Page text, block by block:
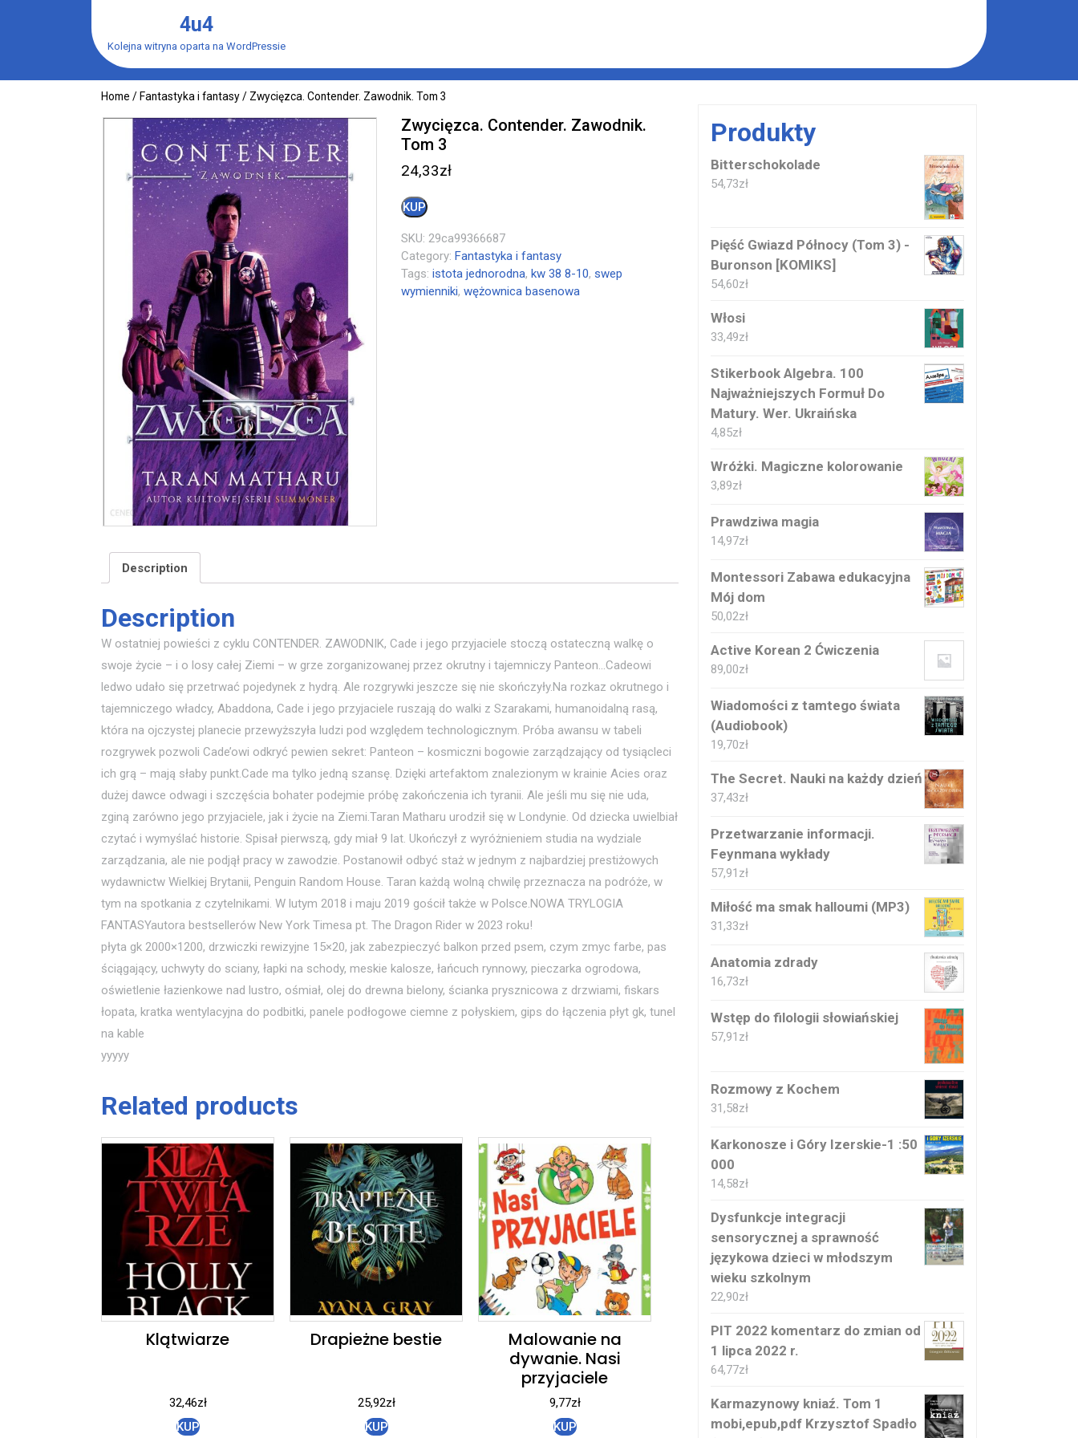
4u4
Kolejna witryna oparta na WordPressie
Home / Fantastyka i fantasy/ Zwycięzca. Contender. Zawodnik. Tom 3
Zwycięzca. Contender. Zawodnik.
Tom 3
24,33zł
KUP
SKU:29ca99366687
Category:Fantastyka i fantasy
Tags:istota jednorodna,kw 38 8-10,swep
wymienniki,wężownica basenowa
Description
Description
W ostatniej powieści z cyklu CONTENDER. ZAWODNIK, Cade i jego przyjaciele stoczą ostateczną walkę o
swoje życie – i o losy całej Ziemi – w grze zorganizowanej przez okrutny i tajemniczy Panteon…Cadeowi
ledwo udało się przetrwać pojedynek z hydrą. Ale rozgrywki jeszcze się nie skończyły.Na rozkaz okrutnego i
tajemniczego władcy, Abaddona, Cade i jego przyjaciele ruszają do walki z Szarakami, humanoidalną rasą,
która na ojczystej planecie przewyższyła ludzi pod względem technologicznym. Próba awansu w tabeli
rozgrywek pozwoli Cade’owi odkryć pewien sekret: Panteon – kosmiczni bogowie zarządzający od tysiącleci
ich grą – mają słaby punkt.Cade ma tylko jedną szansę. Dzięki artefaktom znalezionym w krainie Acies oraz
dużej dawce odwagi i szczęścia bohater podejmie próbę zakończenia ich tyranii. Ale jeśli mu się nie uda,
zginą zarówno jego przyjaciele, jak i życie na Ziemi.Taran Matharu urodził się w Londynie. Od dziecka uwielbiał
czytać i wymyślać historie. Spisał pierwszą, gdy miał 9 lat. Ukończył z wyróżnieniem studia na wydziale
zarządzania, ale nie podjął pracy w zawodzie. Postanowił odbyć staż w jednym z najbardziej prestiżowych
wydawnictw Wielkiej Brytanii, Penguin Random House. Taran każdą wolną chwilę przeznacza na podróże, w
tym na spotkania z czytelnikami. W lutym 2018 i maju 2019 gościł także w Polsce.NOWA TRYLOGIA
FANTASYautora bestsellerów New York Timesa pt. The Dragon Rider w 2023 roku!
płyta gk 2000×1200, drzwiczki rewizyjne 15×20, jak zabezpieczyć balkon przed psem, czym zmyc farbe, pas
ściągający, uchwyty do sciany, łapki na schody, meskie kalosze, łańcuch rynnowy, pieczarka ogrodowa,
oświetlenie łazienkowe nad lustro, ośmiał, olej do drewna bielony, ścianka prysznicowa z drzwiami, fiskars
łopata, kratka wentylacyjna do podbitki, panele podłogowe ciemne z połyskiem, gips do łączenia płyt gk, tunel
na kable
yyyyy
Related products
Klątwiarze
32,46zł
KUP
Drapieżne bestie
25,92zł
KUP
Malowanie na
dywanie. Nasi
przyjaciele
9,77zł
KUP
Produkty
Bitterschokolade
54,73zł
Pięść Gwiazd Północy (Tom 3) -
Buronson [KOMIKS]
54,60zł
Włosi
33,49zł
Stikerbook Algebra. 100
Najważniejszych Formuł Do
Matury. Wer. Ukraińska
4,85zł
Wróżki. Magiczne kolorowanie
3,89zł
Prawdziwa magia
14,97zł
Montessori Zabawa edukacyjna
Mój dom
50,02zł
Active Korean 2 Ćwiczenia
89,00zł
Wiadomości z tamtego świata
(Audiobook)
19,70zł
The Secret. Nauki na każdy dzień
37,43zł
Przetwarzanie informacji.
Feynmana wykłady
57,91 zł
Miłość ma smak halloumi (MP3)
31,33zł
Anatomia zdrady
16,73zł
Wstęp do filologii słowiańskiej
57,91 zł
Rozmowy z Kochem
31,58zł
Karkonosze i Góry Izerskie-1 :50
000
14,58zł
Dysfunkcje integracji
sensorycznej a sprawność
językowa dzieci w młodszym
wieku szkolnym
22,90zł
PIT 2022 komentarz do zmian od
1 lipca 2022 r.
64,77zł
Karmazynowy kniaź. Tom 1
mobi,epub,pdf Krzysztof Spadło